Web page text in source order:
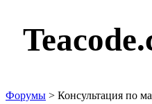
Форумы > Консультация по